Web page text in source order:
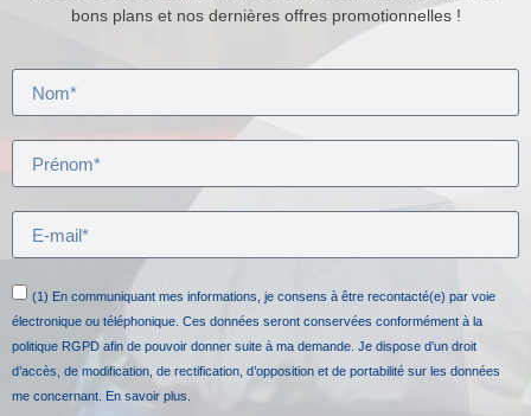
bons plans et nos dernières offres promotionnelles !
(1) En communiquant mes informations, je consens à être recontacté(e) par voie
électronique ou téléphonique. Ces données seront conservées conformément à la
politique RGPD afin de pouvoir donner suite à ma demande. Je dispose d’un droit
d’accès, de modification, de rectification, d’opposition et de portabilité sur les données
me concernant.
En savoir plus.